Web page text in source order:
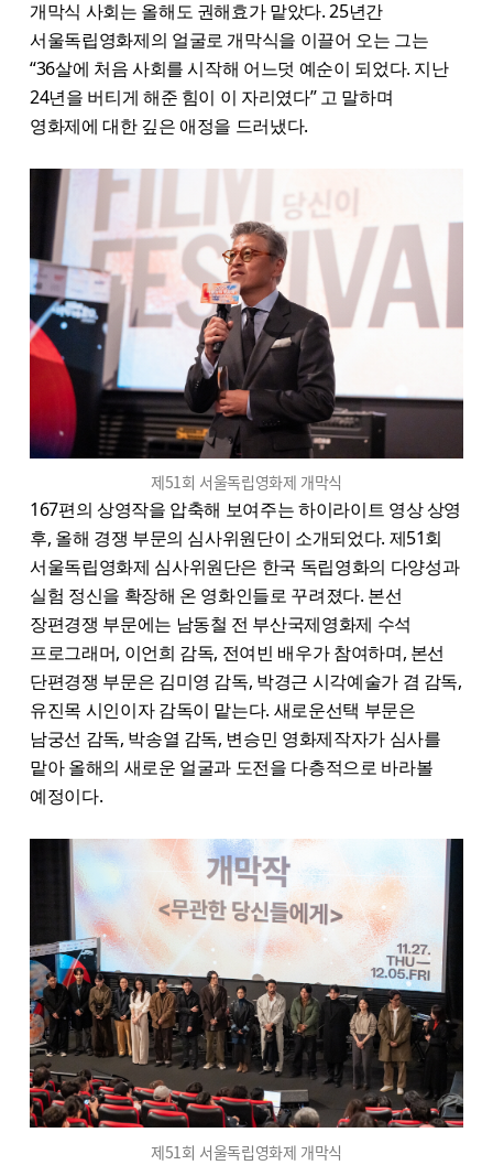
개막식 사회는 올해도 권해효가 맡았다. 25년간
서울독립영화제의 얼굴로 개막식을 이끌어 오는 그는
“36살에 처음 사회를 시작해 어느덧 예순이 되었다. 지난
24년을 버티게 해준 힘이 이 자리였다” 고 말하며
영화제에 대한 깊은 애정을 드러냈다.
제51회 서울독립영화제 개막식
167편의 상영작을 압축해 보여주는 하이라이트 영상 상영
후, 올해 경쟁 부문의 심사위원단이 소개되었다. 제51회
서울독립영화제 심사위원단은 한국 독립영화의 다양성과
실험 정신을 확장해 온 영화인들로 꾸려졌다. 본선
장편경쟁 부문에는 남동철 전 부산국제영화제 수석
프로그래머, 이언희 감독, 전여빈 배우가 참여하며, 본선
단편경쟁 부문은 김미영 감독, 박경근 시각예술가 겸 감독,
유진목 시인이자 감독이 맡는다. 새로운선택 부문은
남궁선 감독, 박송열 감독, 변승민 영화제작자가 심사를
맡아 올해의 새로운 얼굴과 도전을 다층적으로 바라볼
예정이다.
제51회 서울독립영화제 개막식